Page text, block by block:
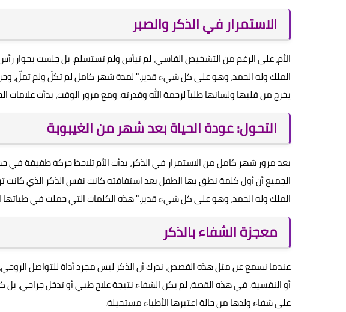
الاستمرار في الذكر والصبر
الأم، على الرغم من التشخيص القاسي، لم تيأس ولم تستسلم. بل جلست بجوار رأس
الملك وله الحمد، وهو على كل شيء قدير." لمدة شهر كامل لم تكلّ ولم تملّ،
يخرج من قلبها ولسانها طلباً لرحمة الله وقدرته. ومع مرور الوقت، بدأت علامات
التحول: عودة الحياة بعد شهر من الغيبوبة
بعد مرور شهر كامل من الاستمرار في الذكر، بدأت الأم تلاحظ حركة طفيفة في
الجميع أن أول كلمة نطق بها الطفل بعد استفاقته كانت نفس الذكر الذي كانت
الملك وله الحمد، وهو على كل شيء قدير." هذه الكلمات التي حملت في طياتها
معجزة الشفاء بالذكر
عندما نسمع عن مثل هذه القصص، ندرك أن الذكر ليس مجرد أداة للتواصل
أو النفسية. في هذه القصة، لم يكن الشفاء نتيجة علاج طبي أو تدخل جراحي، بل
على شفاء ولدها من حالة اعتبرها الأطباء مستحيلة.